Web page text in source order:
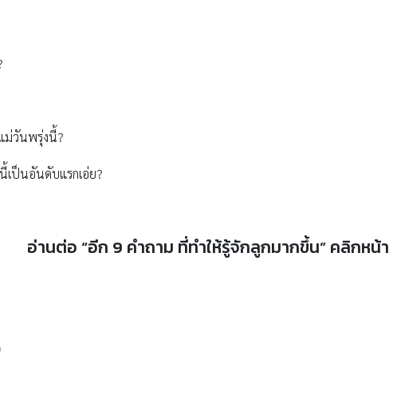
ม่วันพรุ่งนี้?
เป็นอันดับแรกเอ่ย?
อ่านต่อ “อีก 9 คำถาม ที่ทำให้รู้จักลูกมากขึ้น” คลิกหน้า